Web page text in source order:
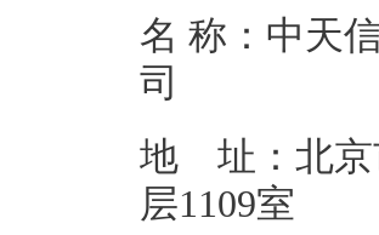
名 称：中天
地 址：北京
层